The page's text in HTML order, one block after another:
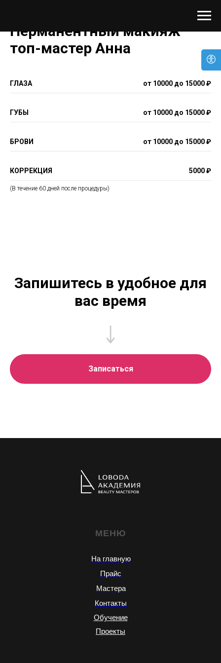
Перманентный макияж
топ-мастер Анна
ГЛАЗА от 10000 до 15000 ₽
ГУБЫ от 10000 до 15000 ₽
БРОВИ от 10000 до 15000 ₽
КОРРЕКЦИЯ 5000 ₽
(В течение 60 дней после процедуры)
Запишитесь в удобное для
вас время
Записаться
МЕНЮ
На главную
Прайс
Мастера
Контакты
Обучение
Проекты